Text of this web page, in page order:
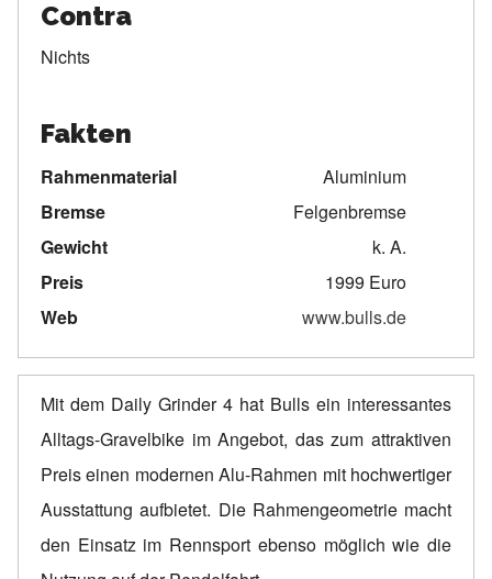
Contra
Nichts
Fakten
Rahmenmaterial
Aluminium
Bremse
Felgenbremse
Gewicht
k. A.
Preis
1999 Euro
Web
www.bulls.de
Mit dem Daily Grinder 4 hat Bulls ein interessantes
Alltags-Gravelbike im Angebot, das zum attraktiven
Preis einen modernen Alu-Rahmen mit hochwertiger
Ausstattung aufbietet. Die Rahmengeometrie macht
den Einsatz im Rennsport ebenso möglich wie die